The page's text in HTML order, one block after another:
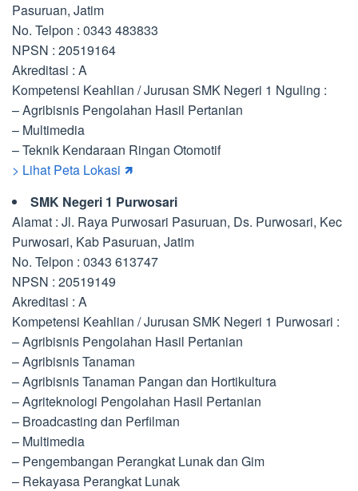
Pasuruan, Jatim
No. Telpon : 0343 483833
NPSN : 20519164
Akreditasi : A
Kompetensi Keahlian / Jurusan SMK Negeri 1 Nguling :
– Agribisnis Pengolahan Hasil Pertanian
– Multimedia
– Teknik Kendaraan Ringan Otomotif
> Lihat Peta Lokasi 🡽
SMK Negeri 1 Purwosari
Alamat : Jl. Raya Purwosari Pasuruan, Ds. Purwosari, Kec
Purwosari, Kab Pasuruan, Jatim
No. Telpon : 0343 613747
NPSN : 20519149
Akreditasi : A
Kompetensi Keahlian / Jurusan SMK Negeri 1 Purwosari :
– Agribisnis Pengolahan Hasil Pertanian
– Agribisnis Tanaman
– Agribisnis Tanaman Pangan dan Hortikultura
– Agriteknologi Pengolahan Hasil Pertanian
– Broadcasting dan Perfilman
– Multimedia
– Pengembangan Perangkat Lunak dan Gim
– Rekayasa Perangkat Lunak